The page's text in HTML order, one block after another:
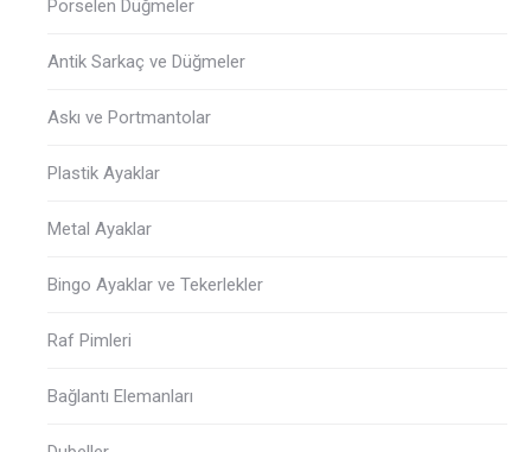
Porselen Düğmeler
Antik Sarkaç ve Düğmeler
Askı ve Portmantolar
Plastik Ayaklar
Metal Ayaklar
Bingo Ayaklar ve Tekerlekler
Raf Pimleri
Bağlantı Elemanları